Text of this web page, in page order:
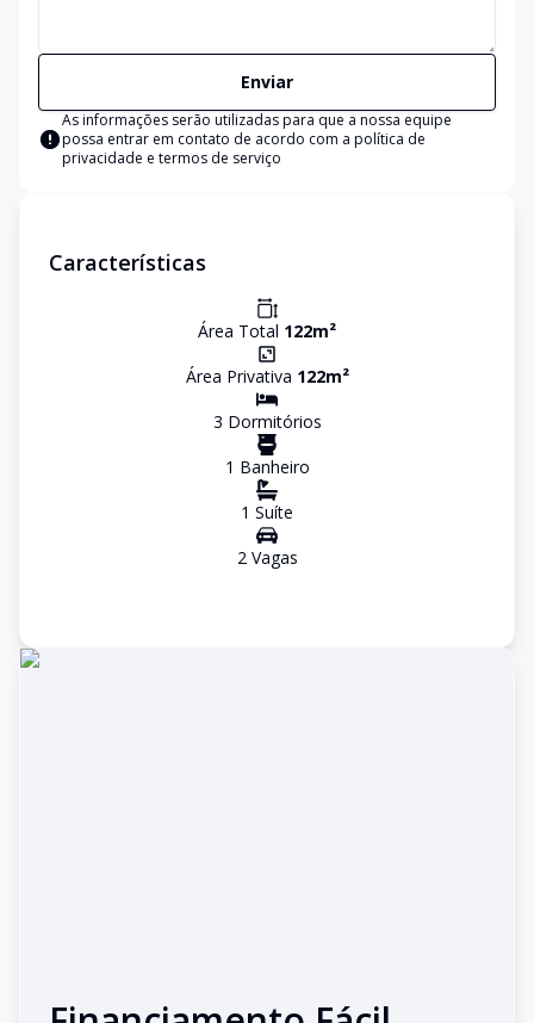
Enviar
As informações serão utilizadas para que a nossa equipe
possa entrar em contato de acordo com a política de
privacidade e termos de serviço
Características
Área Total 122m²
Área Privativa 122m²
3 Dormitórios
1 Banheiro
1 Suíte
2Vagas